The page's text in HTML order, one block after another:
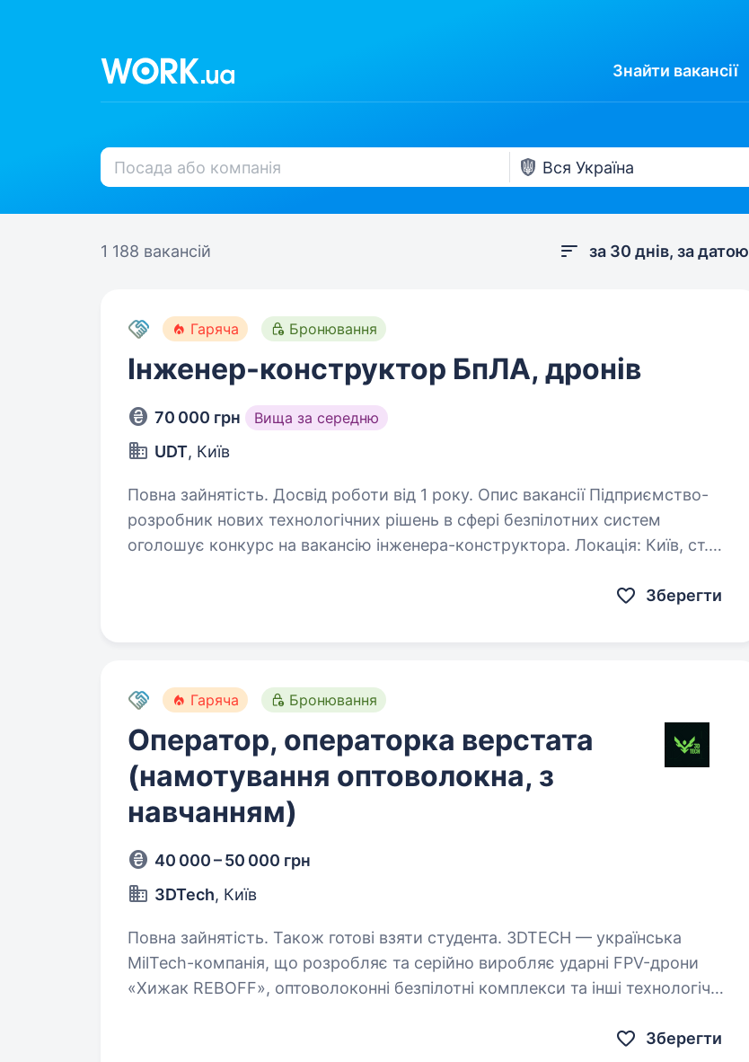
Знайти вакансії
1 188 вакансій за 30 днів, за датою
Гаряча Бронювання
Інженер-конструктор БпЛА, дронів
70 000 грн Вища за середню
UDT, Київ
Повна зайнятість. Досвід роботи від 1 року. Опис вакансії Підприємство-
розробник нових технологічних рішень в сфері безпілотних систем
оголошує конкурс на вакансію інженера-конструктора. Локація: Київ, ст.
Зберегти
Гаряча Бронювання
Оператор, операторка верстата
(намотування оптоволокна, з
навчанням)
40 000 – 50 000 грн
3DTech, Київ
Повна зайнятість. Також готові взяти студента. 3DTECH — українська
MilTech-компанія, що розробляє та серійно виробляє ударні FPV-дрони
«Хижак REBOFF», оптоволоконні безпілотні комплекси та інші технологічні
Зберегти